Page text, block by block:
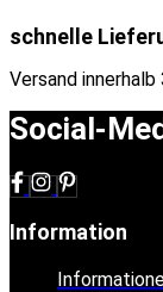
schnelle
Versand
Social-
Information